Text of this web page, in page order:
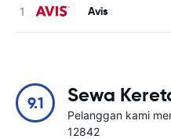
Avis
9.1 Sewa
Pelanggan kami
12842